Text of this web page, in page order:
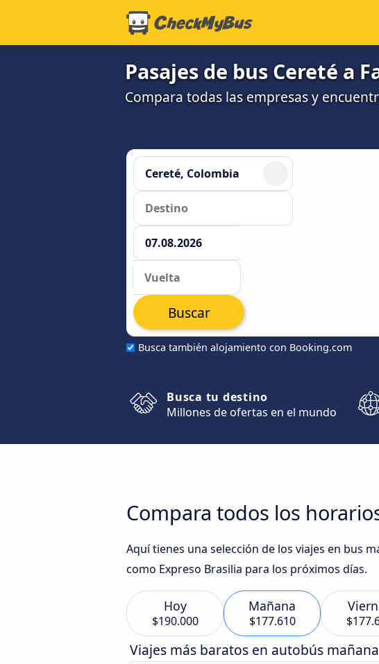
Pasajes de bus Cereté a
Compara todas las empresas y
Busca también alojamiento con Booking.com
Buscar
Busca tu destino
Millones de ofertas en el mundo
Compara todos los
Aquí tienes una selección de los viajes en bus
como Expreso Brasilia para los próximos días.
Hoy
$190.000
Mañana
$177.610
Viajes más baratos en autobús mañana